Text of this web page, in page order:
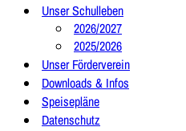
Unser Schulleben
2026/2027
2025/2026
Unser Förderverein
Downloads & Infos
Speisepläne
Datenschutz